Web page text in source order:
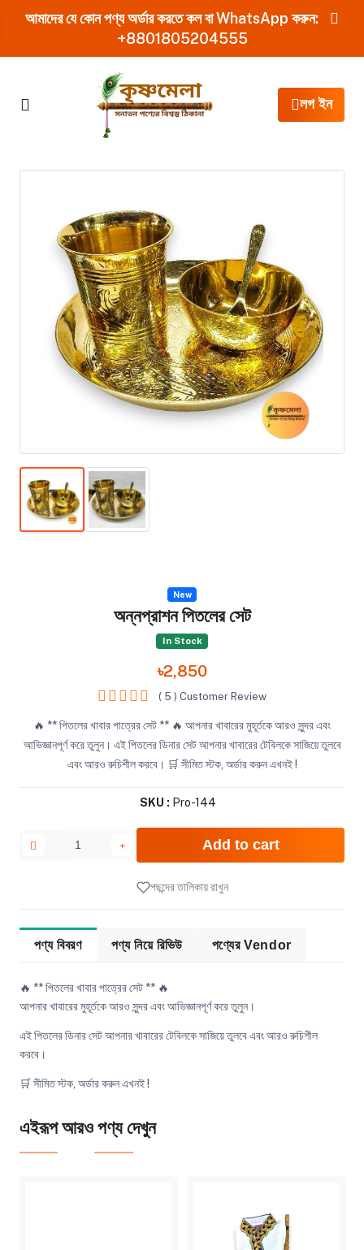
আমাদের যে কোন পণ্য অর্ডার করতে কল বা WhatsApp করুন:
+8801805204555
লগ ইন
New
অন্নপ্রাশন পিতলের সেট
In Stock
৳2,850
( 5 ) Customer Review
🔥 ** পিতলের খাবার পাত্রের সেট ** 🔥 আপনার খাবারের মুহূর্তকে আরও সুন্দর এবং
আভিজ্ঞানপূর্ণ করে তুলুন। এই পিতলের ডিনার সেট আপনার খাবারের টেবিলকে সাজিয়ে তুলবে
এবং আরও রুচিশীল করবে। 🛒 সীমিত স্টক, অর্ডার করুন এখনই !
SKU : Pro-144
Add to cart
পছন্দের তালিকায় রাখুন
পণ্য বিবরণ পণ্য নিয়ে রিভিউ পণ্যের Vendor
🔥 ** পিতলের খাবার পাত্রের সেট ** 🔥
আপনার খাবারের মুহূর্তকে আরও সুন্দর এবং আভিজ্ঞানপূর্ণ করে তুলুন।
এই পিতলের ডিনার সেট আপনার খাবারের টেবিলকে সাজিয়ে তুলবে এবং আরও রুচিশীল
করবে।
🛒 সীমিত স্টক, অর্ডার করুন এখনই !
এইরূপ আরও পণ্য দেখুন